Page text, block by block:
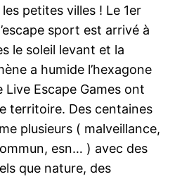
petites villes ! Le 1er
sport est arrivé à
le soleil levant et la
a humide l’hexagone
Escape Games ont
territoire. Des centaines
plusieurs ( malveillance,
esn… ) avec des
que nature, des